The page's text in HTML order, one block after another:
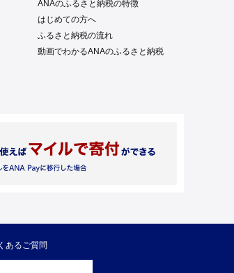
ANAのふるさと納税の特徴
はじめての方へ
ふるさと納税の流れ
動画でわかるANAのふるさと納税
あるご質問